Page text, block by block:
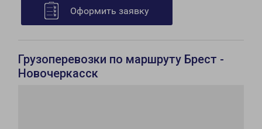
Оформить заявку
Грузоперевозки по маршруту Брест -
Новочеркасск